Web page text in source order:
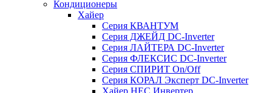
Кондиционеры
Хайер
Серия КВАНТУМ
Серия ДЖЕЙД DC-Inverter
Серия ЛАЙТЕРА DC-Inverter
Серия ФЛЕКСИС DC-Inverter
Серия СПИРИТ On/Off
Серия КОРАЛ Эксперт DC-Inverter
Хайер HEC Инвертер